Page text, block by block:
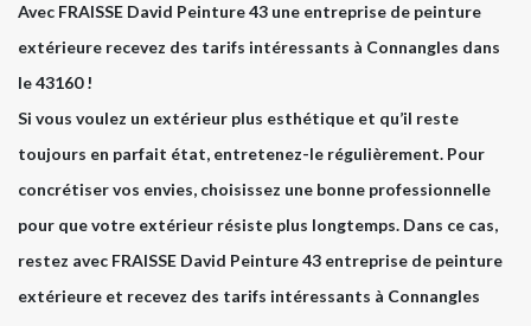
Avec FRAISSE David Peinture 43 une entreprise de peinture
extérieure recevez des tarifs intéressants à Connangles dans
le 43160 !
Si vous voulez un extérieur plus esthétique et qu’il reste
toujours en parfait état, entretenez-le régulièrement. Pour
concrétiser vos envies, choisissez une bonne professionnelle
pour que votre extérieur résiste plus longtemps. Dans ce cas,
restez avec FRAISSE David Peinture 43 entreprise de peinture
extérieure et recevez des tarifs intéressants à Connangles